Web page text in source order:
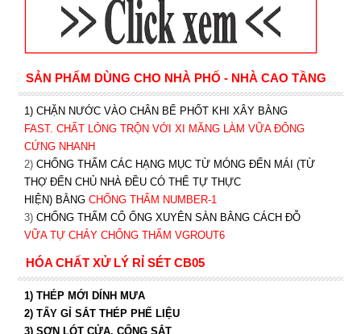
SẢN PHẨM DÙNG CHO NHÀ PHỐ - NHÀ CAO TẦNG
1) CHẶN NƯỚC VÀO CHÂN BỂ PHỐT KHI XÂY BẰNG
FAST. CHẤT LỎNG TRỘN VỚI XI MĂNG LÀM VỮA ĐÔNG
CỨNG NHANH
2) CHỐNG THẤM CÁC HẠNG MỤC TỪ MÓNG ĐẾN MÁI (TỪ
THỢ ĐẾN CHỦ NHÀ ĐỀU CÓ THỂ TỰ THỰC
HIỆN) BẰNG CHỐNG THẤM NUMBER-1
3) CHỐNG THẤM CỔ ỐNG XUYÊN SÀN BẰNG CÁCH ĐỖ
VỮA TỰ CHẢY CHỐNG THẤM VGROUT6
HÓA CHẤT XỬ LÝ RỈ SÉT CB05
1) THÉP MỚI DÍNH MƯA
2) TẨY GỈ SẮT THÉP PHẾ LIỆU
3) SƠN LÓT CỬA, CỔNG SẮT